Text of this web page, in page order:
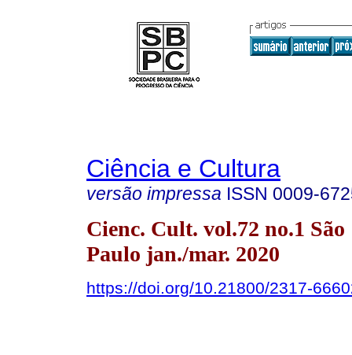
Ciência e Cultura
versão impressa ISSN 0009-
Cienc. Cult. vol.72 no.1 São
Paulo jan./mar. 2020
https://doi.org/10.21800/2317-